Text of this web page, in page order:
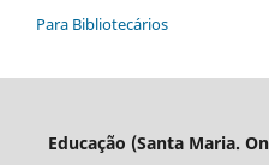
Para Bibliotecários
Educação (Santa Maria.